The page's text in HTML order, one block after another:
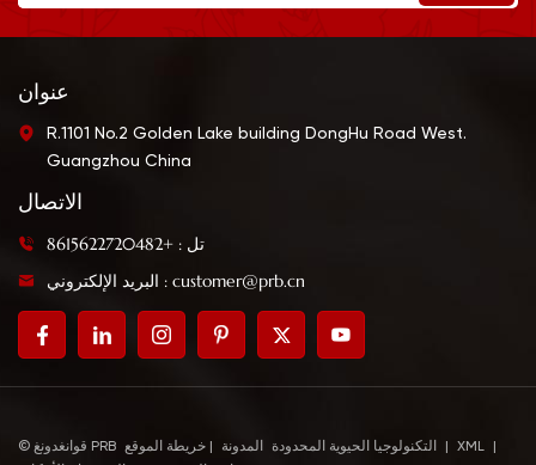
عنوان
R.1101 No.2 Golden Lake building DongHu Road West.
Guangzhou China
الاتصال
تل : +8615622720482
البريد الإلكتروني : customer@prb.cn
© قوانغدونغ PRB التكنولوجيا الحيوية المحدودة المدونة XML